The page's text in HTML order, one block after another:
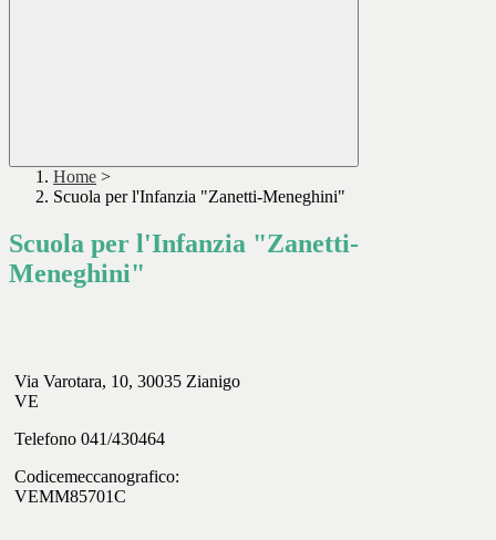
Home >
Scuola per l'Infanzia "Zanetti-Meneghini"
Scuola per l'Infanzia "Zanetti-
Meneghini"
Via Varotara, 10, 30035 Zianigo
VE
Telefono 041/430464
Codicemeccanografico:
VEMM85701C